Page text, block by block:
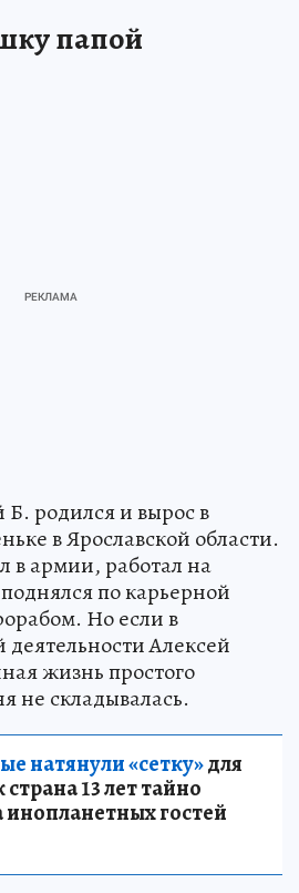
папой
родился и вырос в
в Ярославской области.
армии, работал на
по карьерной
Но если в
Алексей
жизнь простого
не складывалась.
натянули «сетку»для
13 лет тайно
инопланетных гостей